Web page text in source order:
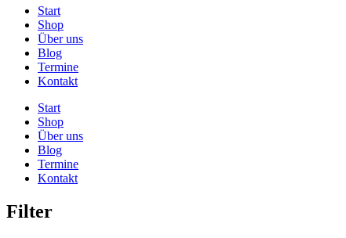
Start
Shop
Über uns
Blog
Termine
Kontakt
Start
Shop
Über uns
Blog
Termine
Kontakt
Filter